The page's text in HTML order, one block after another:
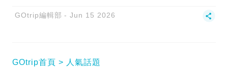
GOtrip編輯部 Jun 15 2026
GOtrip首頁 人氣話題